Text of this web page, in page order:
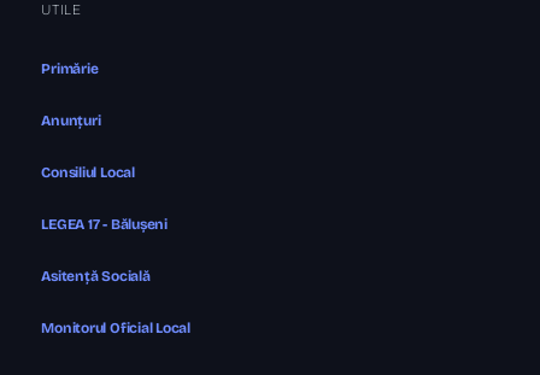
UTILE
Primărie
Anunțuri
Consiliul Local
LEGEA 17 - Bălușeni
Asitență Socială
Monitorul Oficial Local